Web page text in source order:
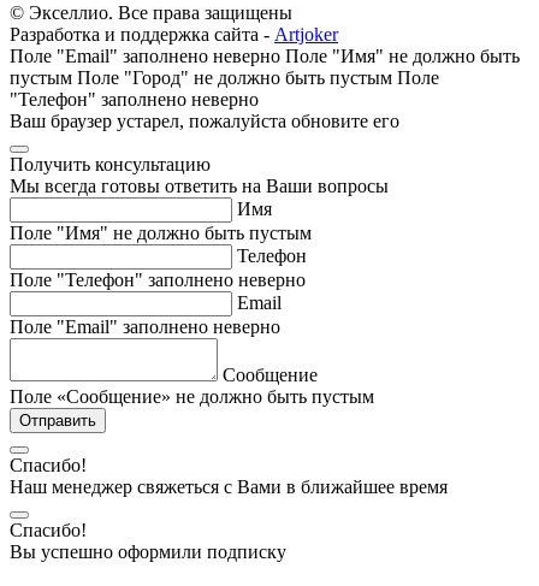
© Экселлио. Все права защищены
Разработка и поддержка сайта - Artjoker
Поле "Email" заполнено неверно Поле "Имя" не должно быть
пустым Поле "Город" не должно быть пустым Поле
"Телефон" заполнено неверно
Ваш браузер устарел, пожалуйста обновите его
Получить консультацию
Мы всегда готовы ответить на Ваши вопросы
Имя
Поле "Имя" не должно быть пустым
Телефон
Поле "Телефон" заполнено неверно
Email
Поле "Email" заполнено неверно
Сообщение
Поле «Сообщение» не должно быть пустым
Отправить
Спасибо!
Наш менеджер свяжеться с Вами в ближайшее время
Спасибо!
Вы успешно оформили подписку